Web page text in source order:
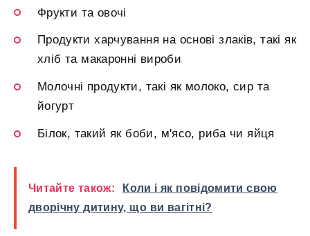
Фрукти та овочі
Продукти харчування на основі злаків, такі як
хліб та макаронні вироби
Молочні продукти, такі як молоко, сир та
йогурт
Білок, такий як боби, м'ясо, риба чи яйця
Читайте також:
Коли і як повідомити свою
дворічну дитину, що ви вагітні?